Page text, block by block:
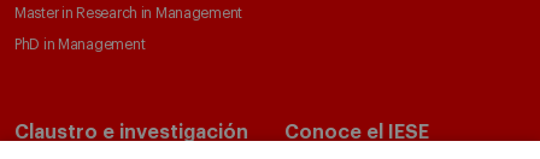
Master in Research in Management
PhD in Management
Claustro e investigación Conoce el IESE